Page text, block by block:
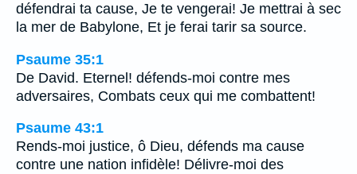
défendrai ta cause, Je te vengerai! Je mettrai à sec
la mer de Babylone, Et je ferai tarir sa source.
Psaume 35:1
De David. Eternel! défends-moi contre mes
adversaires, Combats ceux qui me combattent!
Psaume 43:1
Rends-moi justice, ô Dieu, défends ma cause
contre une nation infidèle! Délivre-moi des